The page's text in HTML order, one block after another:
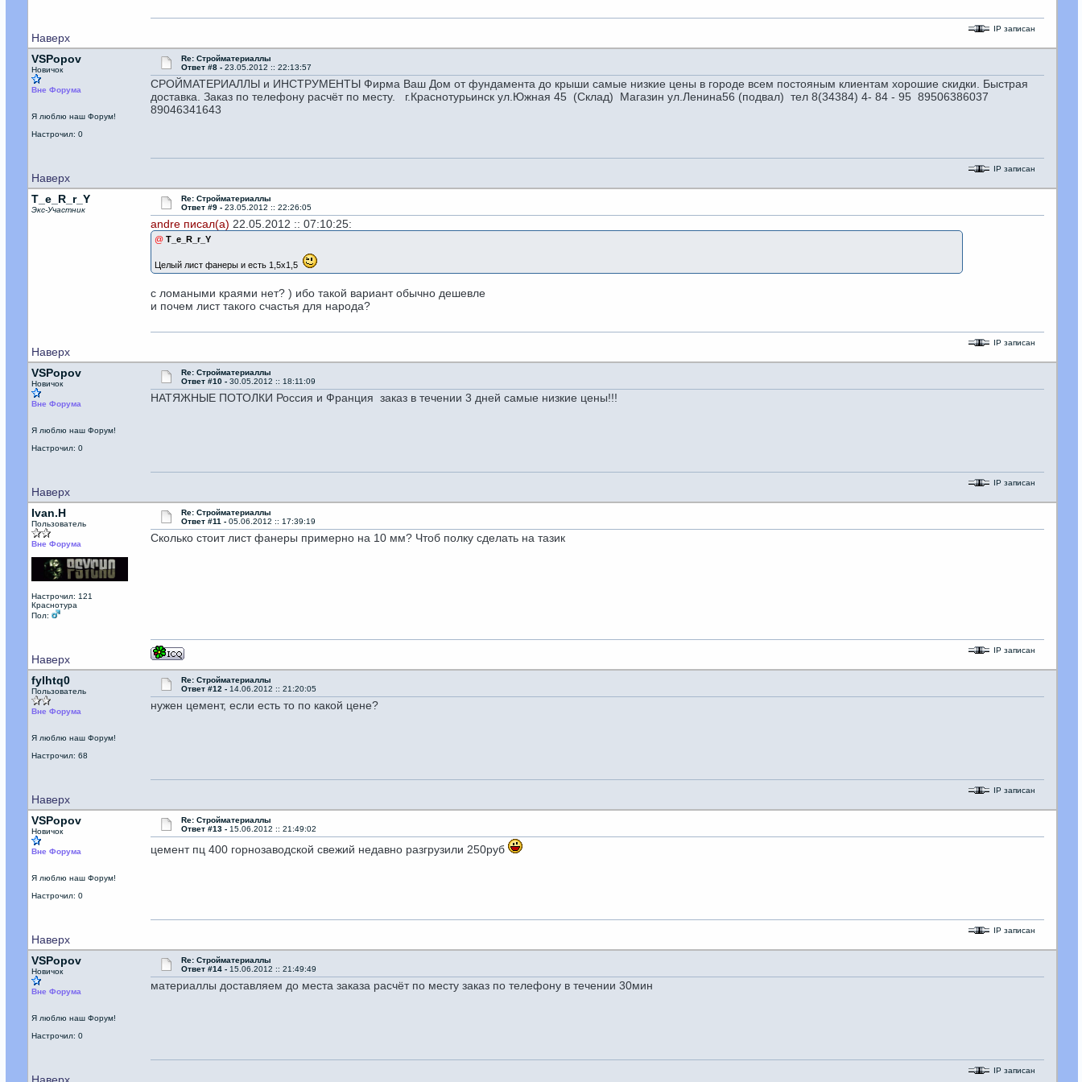
Наверх
IP записан
VSPopov
Новичок
Вне Форума
Я люблю наш Форум!
Настрочил: 0
Re: Стройматериаллы
Ответ #8 - 23.05.2012 :: 22:13:57
СРОЙМАТЕРИАЛЛЫ и ИНСТРУМЕНТЫ Фирма Ваш Дом от фундамента до крыши самые низкие цены в городе всем постояным клиентам хорошие скидки. Быстрая
доставка. Заказ по телефону расчёт по месту. г.Краснотурьинск ул.Южная 45 (Склад) Магазин ул.Ленина56 (подвал) тел 8(34384) 4- 84 - 95 89506386037
89046341643
Наверх
IP записан
T_e_R_r_Y
Экс-Участник
Re: Стройматериаллы
Ответ #9 - 23.05.2012 :: 22:26:05
andre писал(а) 22.05.2012 :: 07:10:25:
@ T_e_R_r_Y
Целый лист фанеры и есть 1,5х1,5
с ломаными краями нет? ) ибо такой вариант обычно дешевле
и почем лист такого счастья для народа?
Наверх
IP записан
VSPopov
Новичок
Вне Форума
Я люблю наш Форум!
Настрочил: 0
Re: Стройматериаллы
Ответ #10 - 30.05.2012 :: 18:11:09
НАТЯЖНЫЕ ПОТОЛКИ Россия и Франция заказ в течении 3 дней самые низкие цены!!!
Наверх
IP записан
Ivan.H
Пользователь
Вне Форума
Настрочил: 121
Краснотура
Пол:
Re: Стройматериаллы
Ответ #11 - 05.06.2012 :: 17:39:19
Сколько стоит лист фанеры примерно на 10 мм? Чтоб полку сделать на тазик
Наверх
IP записан
fylhtq0
Пользователь
Вне Форума
Я люблю наш Форум!
Настрочил: 68
Re: Стройматериаллы
Ответ #12 - 14.06.2012 :: 21:20:05
нужен цемент, если есть то по какой цене?
Наверх
IP записан
VSPopov
Новичок
Вне Форума
Я люблю наш Форум!
Настрочил: 0
Re: Стройматериаллы
Ответ #13 - 15.06.2012 :: 21:49:02
цемент пц 400 горнозаводской свежий недавно разгрузили 250руб
Наверх
IP записан
VSPopov
Новичок
Вне Форума
Я люблю наш Форум!
Настрочил: 0
Re: Стройматериаллы
Ответ #14 - 15.06.2012 :: 21:49:49
материаллы доставляем до места заказа расчёт по месту заказ по телефону в течении 30мин
IP записан